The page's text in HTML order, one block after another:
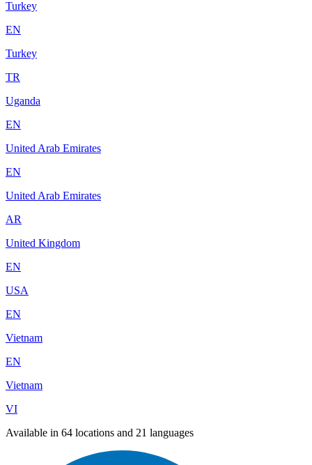
Turkey
EN
Turkey
TR
Uganda
EN
United Arab Emirates
EN
United Arab Emirates
AR
United Kingdom
EN
USA
EN
Vietnam
EN
Vietnam
VI
Available in 64 locations and 21 languages